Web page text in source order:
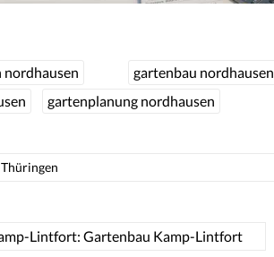
nordhausen gartenbau nordhausen
gartenplanung nordhausen
Thüringen
Lintfort: Gartenbau Kamp-Lintfort